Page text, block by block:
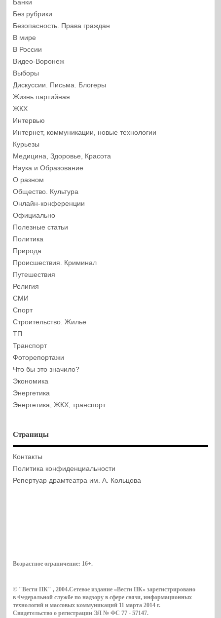
Банки
Без рубрики
Безопасность. Права граждан
В мире
В России
Видео-Воронеж
Выборы
Дискуссии. Письма. Блогеры
Жизнь партийная
ЖКХ
Интервью
Интернет, коммуникации, новые технологии
Курьезы
Медицина, Здоровье, Красота
Наука и Образование
О разном
Общество. Культура
Онлайн-конференции
Официально
Полезные статьи
Политика
Природа
Происшествия. Криминал
Путешествия
Религия
СМИ
Спорт
Строительство. Жилье
ТП
Транспорт
Фоторепортажи
Что бы это значило?
Экономика
Энергетика
Энергетика, ЖКХ, транспорт
Страницы
Контакты
Политика конфиденциальности
Репертуар драмтеатра им. А. Кольцова
Возрастное ограничение: 16+.
© "Вести ПК" , 2004.Сетевое издание «Вести ПК» зарегистрировано
в Федеральной службе по надзору в сфере связи, информационных
технологий и массовых коммуникаций 11 марта 2014 г.
Свидетельство о регистрации ЭЛ № ФС 77 - 57147.